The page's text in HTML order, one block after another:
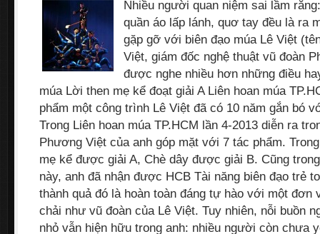
Nhiều người quan niệm sai lầm
quần áo lấp lánh, quơ tay đều là ra
gặp gỡ với biên đạo múa Lê Việt
Việt, giám đốc nghệ thuật vũ đoàn
được nghe nhiều hơn những điều
múa Lời then mẹ kể đoạt giải A Liên hoan múa
phẩm một công trình Lê Việt đã có 10 năm gắn bó
Trong Liên hoan múa TP.HCM lần 4-2013 diễn ra
Phương Việt của anh góp mặt với 7 tác phẩm.
mẹ kể được giải A, Chè dây được giải B. Cũng
này, anh đã nhận được HCB Tài năng biên đạo trẻ
thành quả đó là hoàn toàn đáng tự hào với một đơn
chải như vũ đoàn của Lê Việt. Tuy nhiên, nỗi buồn
nhỏ vẫn hiện hữu trong anh: nhiều người còn chưa